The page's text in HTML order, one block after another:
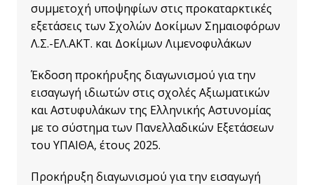
συμμετοχή υποψηφίων στις προκαταρκτικές
εξετάσεις των Σχολών Δοκίμων Σημαιοφόρων
Λ.Σ.-ΕΛ.ΑΚΤ. και Δοκίμων Λιμενοφυλάκων
Έκδοση προκήρυξης διαγωνισμού για την
εισαγωγή ιδιωτών στις σχολές Αξιωματικών
και Αστυφυλάκων της Ελληνικής Αστυνομίας
με το σύστημα των Πανελλαδικών Εξετάσεων
του ΥΠΑΙΘΑ, έτους 2025.
Προκήρυξη διαγωνισμού για την εισαγωγή